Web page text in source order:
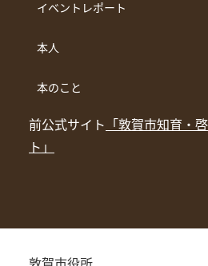
イベントレポート
本人
本のこと
前公式サイト 「敦賀市知育・
ト」